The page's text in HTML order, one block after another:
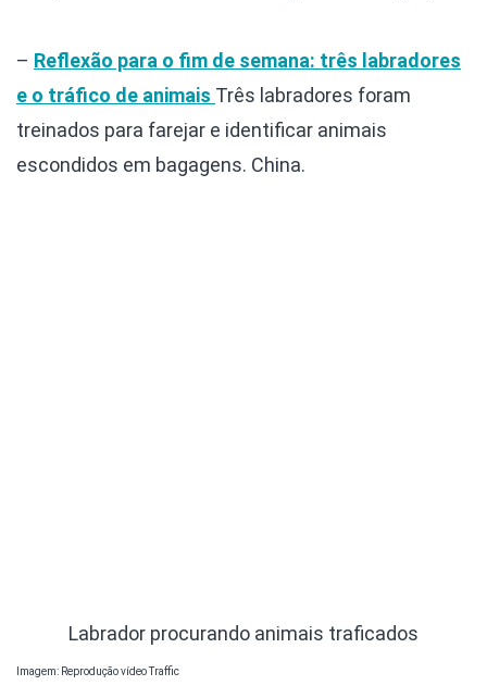
– Reflexão para o fim de semana: três labradores
e o tráfico de animais Três labradores foram
treinados para farejar e identificar animais
escondidos em bagagens. China.
Labrador procurando animais traficados
Imagem: Reprodução vídeo Traffic